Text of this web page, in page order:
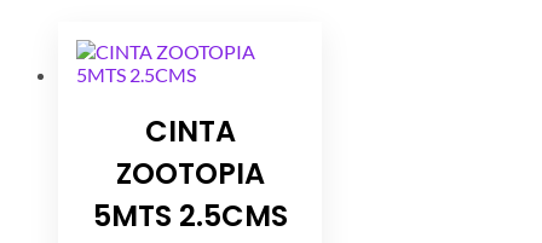
CINTA
ZOOTOPIA
5MTS 2.5CMS